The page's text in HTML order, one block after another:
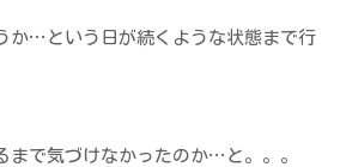
か…という日が続くような状態まで行
まで気づけなかったのか…と。。。